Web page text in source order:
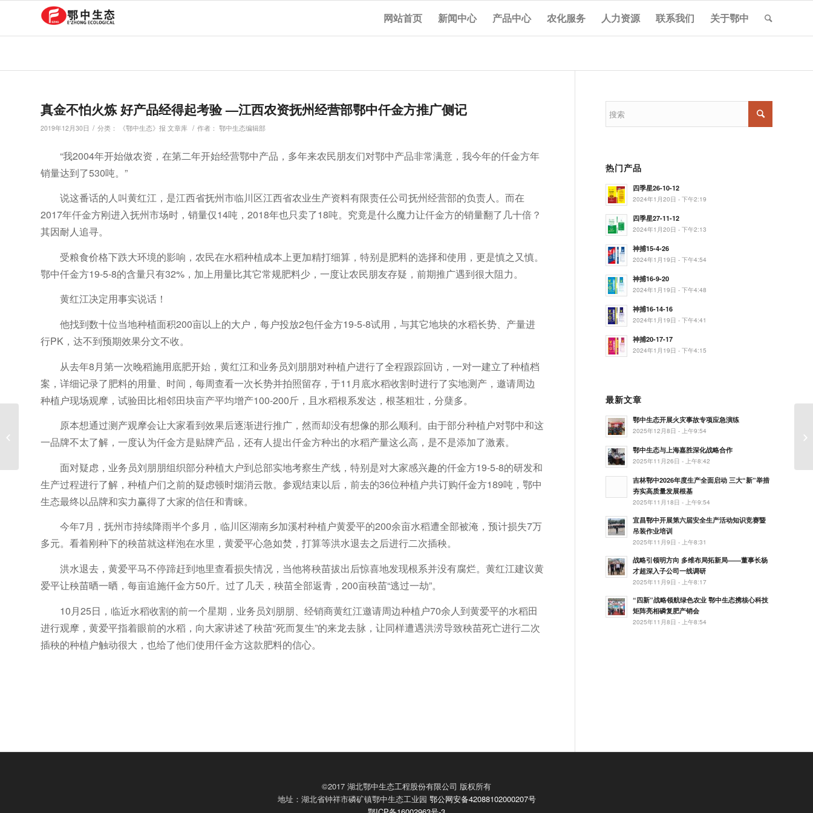
网站首页 新闻中心 产品中心 农化服务 人力资源 联系我们 关于鄂中
真金不怕火炼 好产品经得起考验 —江西农资抚州经营部鄂中仟金方推广侧记
2019年12月30日 / 分类： 《鄂中生态》报 文章库 / 作者： 鄂中生态编辑部
“我2004年开始做农资，在第二年开始经营鄂中产品，多年来农民朋友们对鄂中产品非常满意，我今年的仟金方年
销量达到了530吨。”
说这番话的人叫黄红江，是江西省抚州市临川区江西省农业生产资料有限责任公司抚州经营部的负责人。而在
2017年仟金方刚进入抚州市场时，销量仅14吨，2018年也只卖了18吨。究竟是什么魔力让仟金方的销量翻了几十倍？
其因耐人追寻。
受粮食价格下跌大环境的影响，农民在水稻种植成本上更加精打细算，特别是肥料的选择和使用，更是慎之又慎。
鄂中仟金方19-5-8的含量只有32%，加上用量比其它常规肥料少，一度让农民朋友存疑，前期推广遇到很大阻力。
黄红江决定用事实说话！
他找到数十位当地种植面积200亩以上的大户，每户投放2包仟金方19-5-8试用，与其它地块的水稻长势、产量进
行PK，达不到预期效果分文不收。
从去年8月第一次晚稻施用底肥开始，黄红江和业务员刘朋朋对种植户进行了全程跟踪回访，一对一建立了种植档
案，详细记录了肥料的用量、时间，每周查看一次长势并拍照留存，于11月底水稻收割时进行了实地测产，邀请周边
种植户现场观摩，试验田比相邻田块亩产平均增产100-200斤，且水稻根系发达，根茎粗壮，分蘖多。
原本想通过测产观摩会让大家看到效果后逐渐进行推广，然而却没有想像的那么顺利。由于部分种植户对鄂中和这
一品牌不太了解，一度认为仟金方是贴牌产品，还有人提出仟金方种出的水稻产量这么高，是不是添加了激素。
面对疑虑，业务员刘朋朋组织部分种植大户到总部实地考察生产线，特别是对大家感兴趣的仟金方19-5-8的研发和
生产过程进行了解，种植户们之前的疑虑顿时烟消云散。参观结束以后，前去的36位种植户共订购仟金方189吨，鄂中
生态最终以品牌和实力赢得了大家的信任和青睐。
今年7月，抚州市持续降雨半个多月，临川区湖南乡加溪村种植户黄爱平的200余亩水稻遭全部被淹，预计损失7万
多元。看着刚种下的秧苗就这样泡在水里，黄爱平心急如焚，打算等洪水退去之后进行二次插秧。
洪水退去，黄爱平马不停蹄赶到地里查看损失情况，当他将秧苗拔出后惊喜地发现根系并没有腐烂。黄红江建议黄
爱平让秧苗晒一晒，每亩追施仟金方50斤。过了几天，秧苗全部返青，200亩秧苗“逃过一劫”。
10月25日，临近水稻收割的前一个星期，业务员刘朋朋、经销商黄红江邀请周边种植户70余人到黄爱平的水稻田
进行观摩，黄爱平指着眼前的水稻，向大家讲述了秧苗“死而复生”的来龙去脉，让同样遭遇洪涝导致秧苗死亡进行二次
插秧的种植户触动很大，也给了他们使用仟金方这款肥料的信心。
热门产品
四季星26-10-12
2024年1月20日 - 下午2:19
四季星27-11-12
2024年1月20日 - 下午2:13
神捕15-4-26
2024年1月19日 - 下午4:54
神捕16-9-20
2024年1月19日 - 下午4:48
神捕16-14-16
2024年1月19日 - 下午4:41
神捕20-17-17
2024年1月19日 - 下午4:15
最新文章
鄂中生态开展火灾事故专项应急演练
2025年12月8日 - 上午9:54
鄂中生态与上海嘉胜深化战略合作
2025年11月26日 - 上午8:42
吉林鄂中2026年度生产全面启动 三大“新”举措
夯实高质量发展根基
2025年11月18日 - 上午9:54
宜昌鄂中开展第六届安全生产活动知识竞赛暨
吊装作业培训
2025年11月9日 - 上午8:31
战略引领明方向 多维布局拓新局——董事长杨
才超深入子公司一线调研
2025年11月9日 - 上午8:17
“四新”战略领航绿色农业 鄂中生态携核心科技
矩阵亮相磷复肥产销会
2025年11月8日 - 上午8:54
©2017 湖北鄂中生态工程股份有限公司 版权所有
地址：湖北省钟祥市磷矿镇鄂中生态工业园 鄂公网安备42088102000207号
生产系统向完成全年目标任务最后冲